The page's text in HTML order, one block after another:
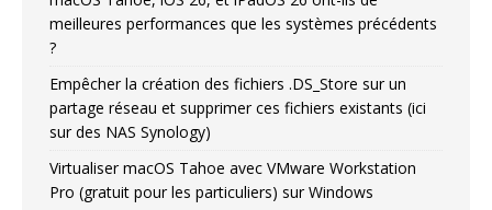
meilleures performances que les systèmes précédents
?
Empêcher la création des fichiers .DS_Store sur un
partage réseau et supprimer ces fichiers existants (ici
sur des NAS Synology)
Virtualiser macOS Tahoe avec VMware Workstation
Pro (gratuit pour les particuliers) sur Windows